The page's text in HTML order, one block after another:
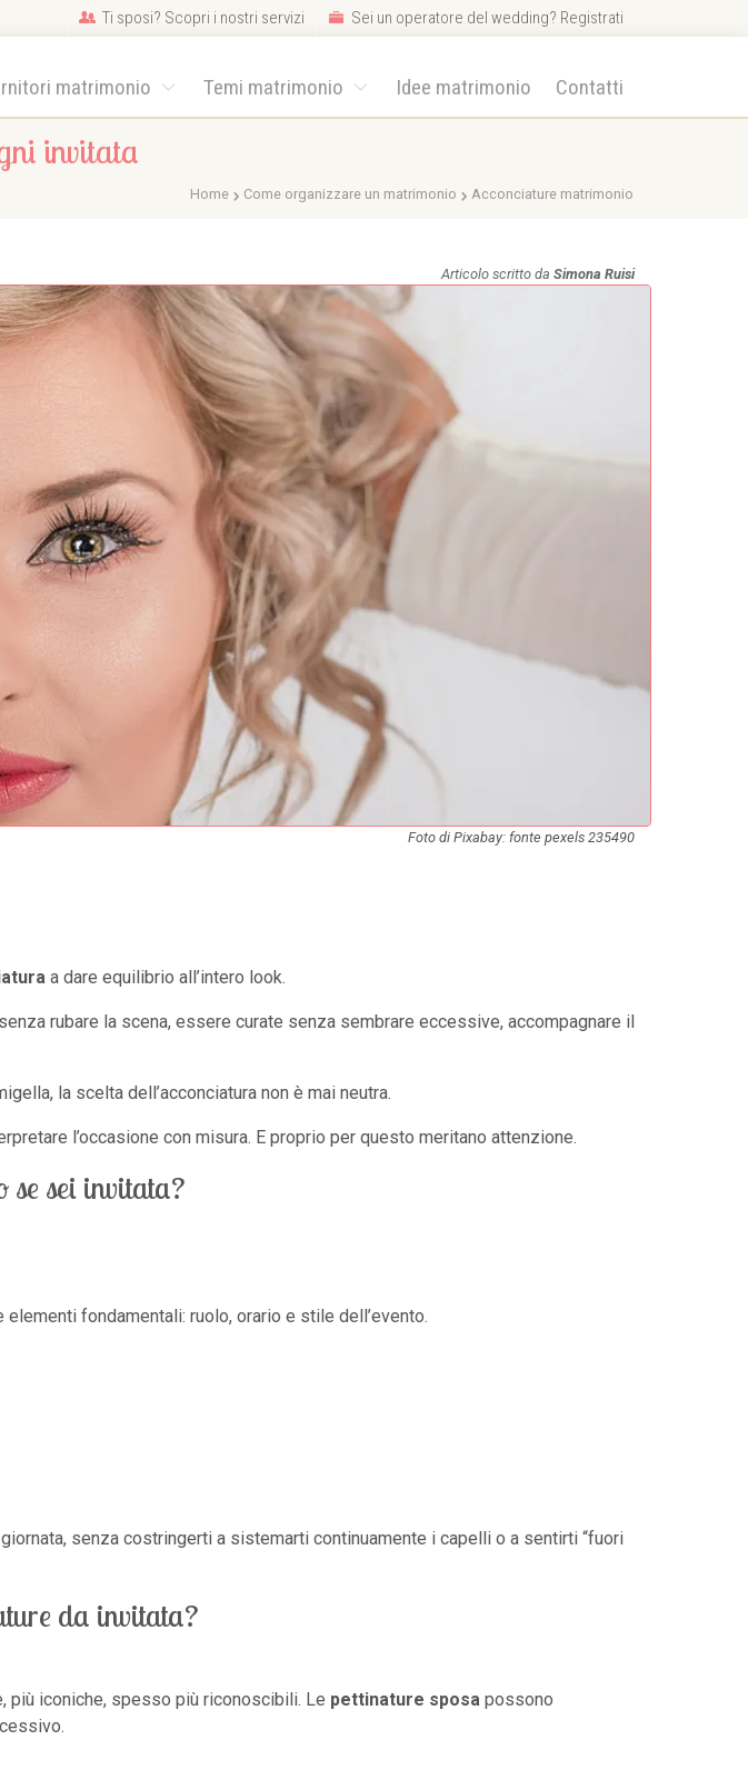
Ti sposi? Scopri i nostri servizi Sei un operatore del wedding? Registrati
matrimonio Temi matrimonio Idee matrimonio Contatti
invitata
Home Come organizzare un matrimonio Acconciature matrimonio
Articolo scritto da Simona Ruisi
Foto di Pixabay: fonte pexels 235490
a dare equilibrio all’intero look.
rubare la scena, essere curate senza sembrare eccessive, accompagnare il
la scelta dell’acconciatura non è mai neutra.
l’occasione con misura. E proprio per questo meritano attenzione.
se sei invitata?
fondamentali: ruolo, orario e stile dell’evento.
senza costringerti a sistemarti continuamente i capelli o a sentirti “fuori
da invitata?
più iconiche, spesso più riconoscibili. Le pettinature sposa possono